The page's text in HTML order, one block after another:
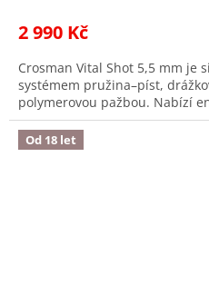
2 990 Kč
Crosman Vital Shot 5,5 mm je
systémem pružina–píst,
polymerovou pažbou. Nabízí
Od 18 let